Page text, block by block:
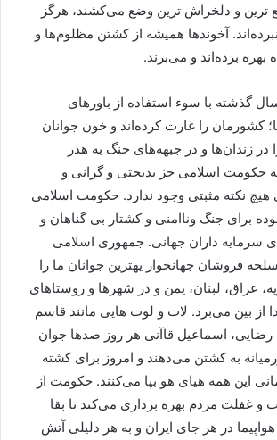
ترین و دلخراش ترین وضع می‌کشند، هرگز
آخوندها همیشه از کشتن مظلوم‌ها و
بهره برده‌اند و می‌برند.
گذشته با سوء استفاده از باورهای
کشورمان را غارت کرده‌اند و خون جوانان
زندان‌ها و در جبهه‌های جنگ به هدر
حکومت اسلامی جز بدبختی و گرانی و
هیچ نکته مثبتی وجود ندارد. حکومت اسلامی
بوده برای جنگ وناامنی و کشتار بی گناهان و
سرمایه داران جهانی. جمهوری اسلامی
فروشان جهانخوار یهترین جوانان ما را
عراق، لبنان، یمن و در شهرها و روستاهای
از بین می‌برد. لات و لوت هایی مانند قاسم
اسماعیل قاآنی هر روز صدها جوان
به کشتن می‌دهند و امروز برای کشته
این همه هیای هو بپا می‌کنند. حکومت از
و غفلت مردم بهره برداری می‌کند تا بقا
در هر جای ایران و به هر دلیلی آتش